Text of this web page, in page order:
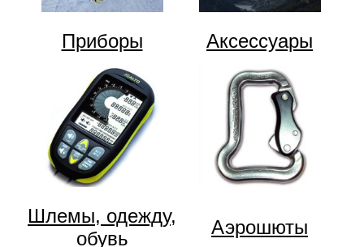
Приборы Аксессуары
Шлемы, одежду,
обувь
Аэрошюты